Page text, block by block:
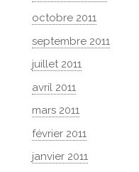
octobre 2011
septembre 2011
juillet 2011
avril 2011
mars 2011
février 2011
janvier 2011